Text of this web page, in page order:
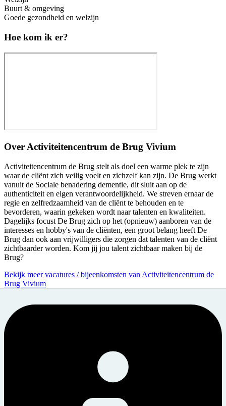
Buurt & omgeving
Goede gezondheid en welzijn
Hoe kom ik er?
OverActiviteitencentrum de Brug Vivium
Activiteitencentrum de Brug stelt als doel een warme plek te zijn
waar de cliënt zich veilig voelt en zichzelf kan zijn. De Brug werkt
vanuit de Sociale benadering dementie, dit sluit aan op de
authenticiteit en eigen verantwoordelijkheid. We streven ernaar de
regie en zelfredzaamheid van de cliënt te behouden en te
bevorderen, waarin gekeken wordt naar talenten en kwaliteiten.
Dagelijks focust De Brug zich op het (opnieuw) aanboren van de
interesses en hobby's van de cliënten, een groot belang heeft De
Brug dan ook aan vrijwilligers die zorgen dat talenten van de cliënt
zichtbaarder worden. Kom jij jou talent zichtbaar maken bij de
Brug?
Bekijk meer vacatures / bijeenkomsten van Activiteitencentrum de
Brug Vivium